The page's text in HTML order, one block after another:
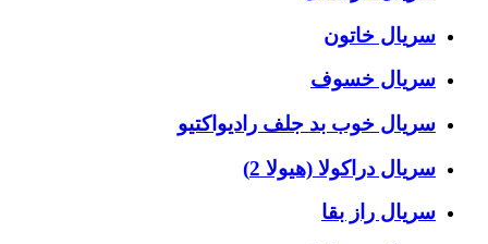
سریال خاتون
سریال خسوف
سریال خوب بد جلف رادیواکتیو
سریال دراکولا (هیولا 2)
سریال راز بقا